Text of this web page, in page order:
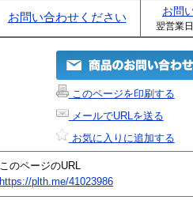
お問い合わせください お問
翌営業
このページを印刷する
メールでURLを送る
お気に入りに追加する
このページのURL
https://plth.me/41023986